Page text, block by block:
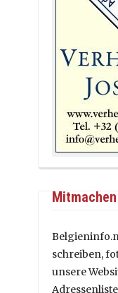
schreiben,
unsere